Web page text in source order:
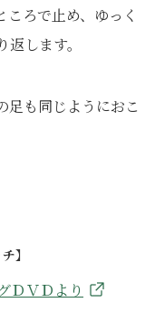
ろで止め、ゆっく
します。
足も同じようにおこ
】
ＤＶＤより